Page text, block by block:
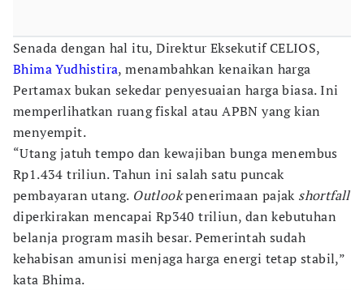
Senada dengan hal itu, Direktur Eksekutif CELIOS,
Bhima Yudhistira, menambahkan kenaikan harga
Pertamax bukan sekedar penyesuaian harga biasa. Ini
memperlihatkan ruang fiskal atau APBN yang kian
menyempit.
“Utang jatuh tempo dan kewajiban bunga menembus
Rp1.434 triliun. Tahun ini salah satu puncak
pembayaran utang. Outlookpenerimaan pajak shortfall
diperkirakan mencapai Rp340 triliun, dan kebutuhan
belanja program masih besar. Pemerintah sudah
kehabisan amunisi menjaga harga energi tetap stabil,”
kata Bhima.